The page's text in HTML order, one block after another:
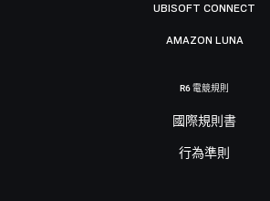
UBISOFT CONNECT
AMAZON LUNA
R6 電競規則
國際規則書
行為準則